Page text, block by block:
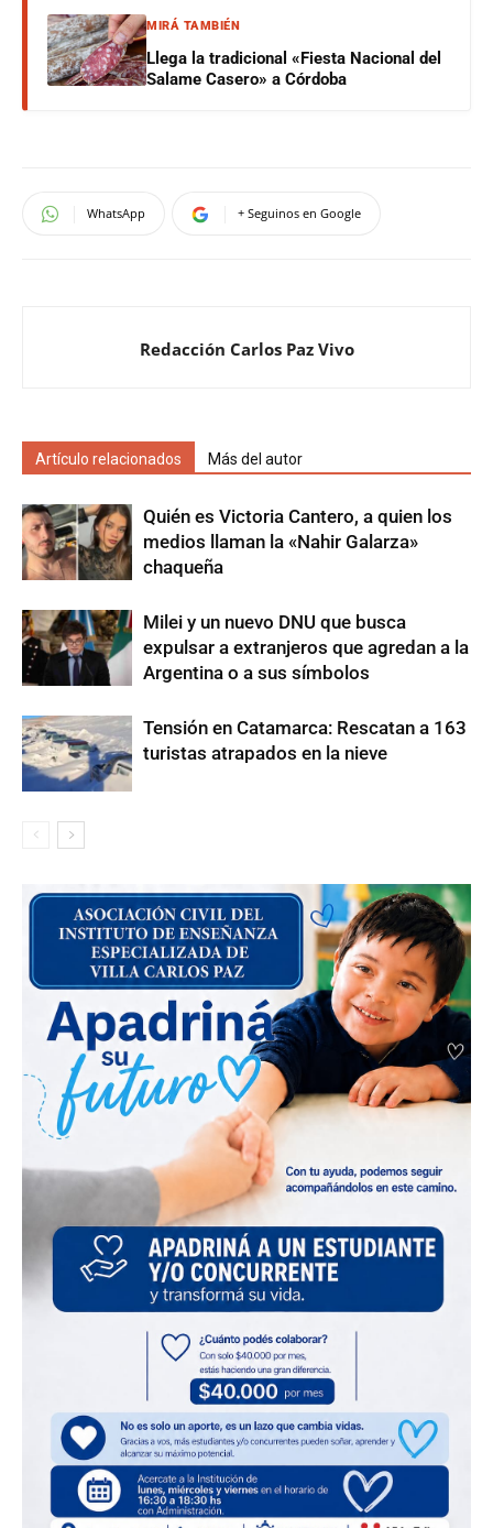
MIRÁ TAMBIÉN
Llega la tradicional «Fiesta Nacional del
Salame Casero» a Córdoba
WhatsApp + Seguinos en Google
Redacción Carlos Paz Vivo
Artículo relacionados Más del autor
Quién es Victoria Cantero, a quien los
medios llaman la «Nahir Galarza»
chaqueña
Milei y un nuevo DNU que busca
expulsar a extranjeros que agredan a la
Argentina o a sus símbolos
Tensión en Catamarca: Rescatan a 163
turistas atrapados en la nieve